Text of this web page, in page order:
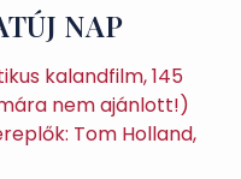
NAP
kalandfilm, 145
nem ajánlott!)
Tom Holland,